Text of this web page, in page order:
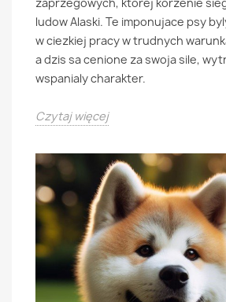
ludow Alaski. Te imponujace psy
w ciezkiej pracy w trudnych
a dzis sa cenione za swoja sile,
wspanialy charakter.
Czytaj więcej